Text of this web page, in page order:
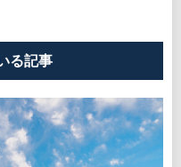
る記事